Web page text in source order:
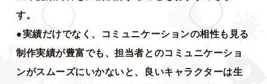
す。
●実績だけでなく、コミュニケーションの相性も見る
制作実績が豊富でも、担当者とのコミュニケーショ
ンがスムーズにいかないと、良いキャラクターは生